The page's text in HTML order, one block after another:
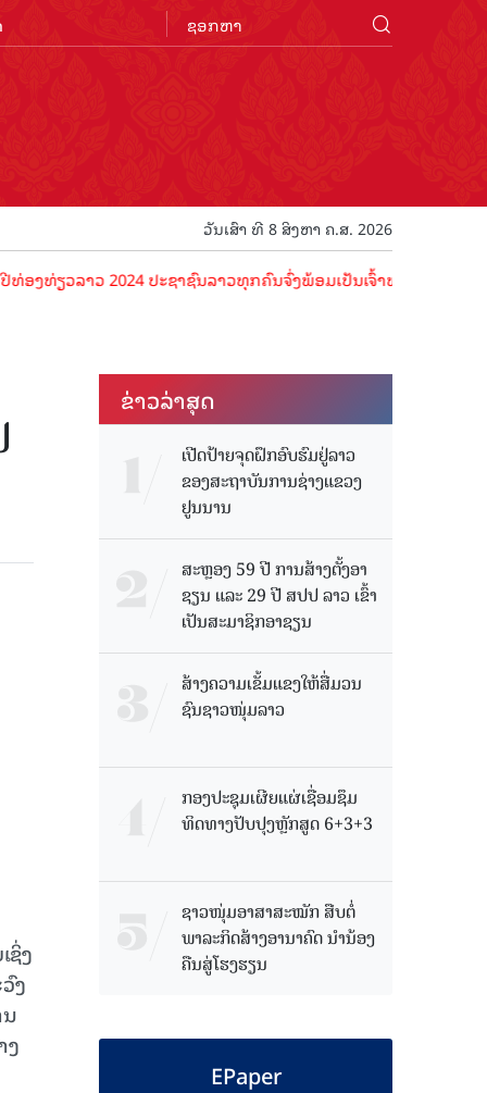
ວັນເສົາ ທີ 8 ສິງຫາ ຄ.ສ. 2026
ວລາວ 2024 ປະຊາຊົນລາວທຸກຄົນຈົ່ງພ້ອມເປັນເຈົ້າພາບທີ່ດີ ຕ້ອນຮັບນັກ
ຊິ່ງ
ງ
ຂ່າວ​ລ່າ​ສຸດ
ເປີດປ້າຍຈຸດຝຶກອົບຮົມຢູ່ລາວ
ຂອງສະຖາບັນການຊ່າງແຂວງ
ຢູນນານ
ສະຫຼອງ 59 ປີ ການສ້າງຕັ້ງອາ
ຊຽນ ແລະ 29 ປີ ສປປ ລາວ ເຂົ້າ
ເປັນສະມາຊິກອາຊຽນ
ສ້າງຄວາມເຂັ້ມແຂງໃຫ້ສື່ມວນ
ຊົນຊາວໜຸ່ມລາວ
ກອງປະຊຸມເຜີຍແຜ່ເຊື່ອມຊຶມ
ທິດທາງປັບປຸງຫຼັກສູດ 6+3+3
ຊາວໜຸ່ມອາສາສະໝັກ ສືບຕໍ່
ພາລະກິດສ້າງອານາຄົດ ນໍານ້ອງ
ຄືນສູ່ໂຮງຮຽນ
EPaper